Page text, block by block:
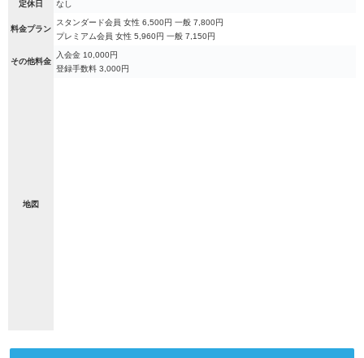
定休日 なし
料金プラン
スタンダード会員 女性 6,500円 一般 7,800円
プレミアム会員 女性 5,960円 一般 7,150円
その他料金
入会金 10,000円
登録手数料 3,000円
地図